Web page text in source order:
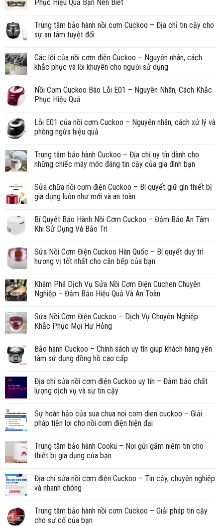
Phục Hiệu Quả Bạn Nên Biết
Trung tâm bảo hành nồi cơm Cuckoo – Địa chỉ tin cậy cho
sự an tâm tuyệt đối
Các lỗi của nồi cơm điện Cuckoo – Nguyên nhân, cách
khắc phục và lời khuyên cho người sử dụng
Nồi Cơm Cuckoo Báo Lỗi E01 – Nguyên Nhân, Cách Khắc
Phục Hiệu Quả
Lỗi E01 của nồi cơm Cuckoo – Nguyên nhân, cách xử lý và
phòng ngừa hiệu quả
Trung tâm bảo hành Cuckoo – Địa chỉ uy tín dành cho
những chiếc máy móc đáng tin cậy của gia đình bạn
Sửa chữa nồi cơm điện Cuckoo – Bí quyết giữ gìn thiết bị
gia dụng luôn như mới và an toàn
Bí Quyết Bảo Hành Nồi Cơm Cuckoo – Đảm Bảo An Tâm
Khi Sử Dụng Và Bảo Trì
Sửa Nồi Cơm Điện Cuckoo Hàn Quốc – Bí quyết duy trì
hương vị tốt nhất cho căn bếp của bạn
Khám Phá Dịch Vụ Sửa Nồi Cơm Điện Cuchen Chuyên
Nghiệp – Đảm Bảo Hiệu Quả Và An Toàn
Sửa Nồi Cơm Điện Cuckoo – Dịch Vụ Chuyên Nghiệp
Khắc Phục Mọi Hư Hỏng
Bảo hành Cuckoo – Chính sách uy tín giúp khách hàng yên
tâm sử dụng đồng hồ cao cấp
Địa chỉ sửa nồi cơm điện Cuckoo uy tín – Đảm bảo chất
lượng dịch vụ và sự tin cậy
Sự hoàn hảo của sua chua noi com dien cuckoo – Giải
pháp tiện lợi cho nồi cơm điện hiện đại
Trung tâm bảo hành Cooku – Nơi gửi gắm niềm tin cho
thiết bị gia dụng của bạn
Địa chỉ sửa nồi cơm điện Cuckoo – Tin cậy, chuyên nghiệp
và nhanh chóng
Trung tâm bảo hành nồi cơm Cuckoo – Giải pháp tin cậy
cho sự cố của bạn